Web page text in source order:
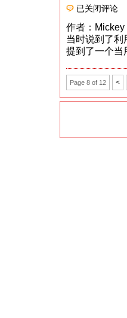
Have
Fun
Ettercap
Filter
In
LAN
已关闭评论
作者：
当时说到了利
提到了一个
Page 8 of 12 <